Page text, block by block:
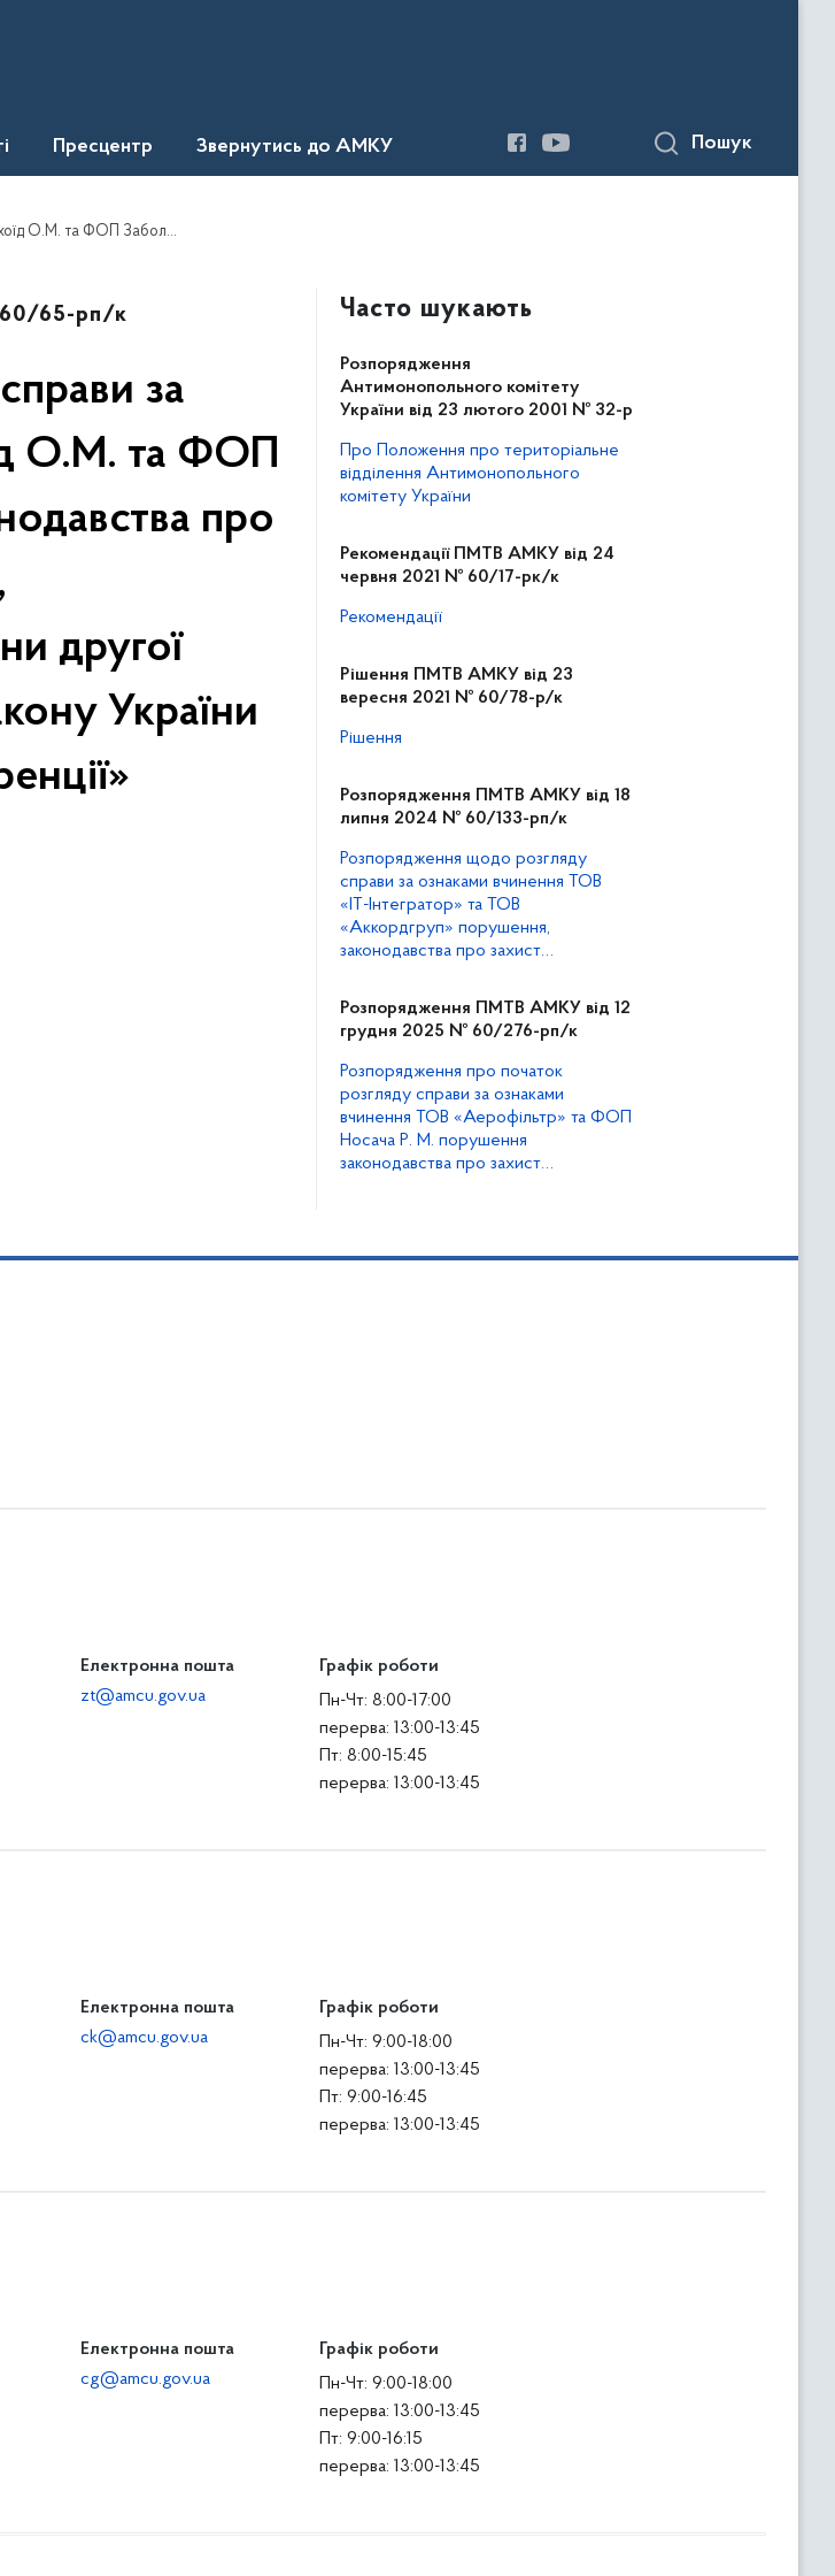
Пресцентр Звернутись до АМКУ Пошук
1 статті 50 Закону України «Про захист економічної конкуренції»
60/65-рп/к
за
О.М. та ФОП
про
другої
України
Часто шукають
Розпорядження
Антимонопольного комітету
України від 23 лютого 2001 № 32-р
Про Положення про територіальне
відділення Антимонопольного
комітету України
Рекомендації ПМТВ АМКУ від 24
червня 2021 № 60/17-рк/к
Рекомендації
Рішення ПМТВ АМКУ від 23
вересня 2021 № 60/78-р/к
Рішення
Розпорядження ПМТВ АМКУ від 18
липня 2024 № 60/133-рп/к
Розпорядження щодо розгляду
справи за ознаками вчинення ТОВ
«ІТ-Інтегратор» та ТОВ
«Аккордгруп» порушення,
законодавства про захист
передбаченого пунктом 1 статті 50
та пунктом 4 частини другої статті 6
Закону України «Про ЗЕК»
Розпорядження ПМТВ АМКУ від 12
грудня 2025 № 60/276-рп/к
Розпорядження про початок
розгляду справи за ознаками
вчинення ТОВ «Аерофільтр» та ФОП
Носача Р. М. порушення
законодавства про захист
Електронна пошта
zt@amcu.gov.ua
Графік роботи
Пн-Чт: 8:00-17:00
перерва: 13:00-13:45
Пт: 8:00-15:45
перерва: 13:00-13:45
Електронна пошта
ck@amcu.gov.ua
Графік роботи
Пн-Чт: 9:00-18:00
перерва: 13:00-13:45
Пт: 9:00-16:45
перерва: 13:00-13:45
Електронна пошта
cg@amcu.gov.ua
Графік роботи
Пн-Чт: 9:00-18:00
перерва: 13:00-13:45
Пт: 9:00-16:15
перерва: 13:00-13:45